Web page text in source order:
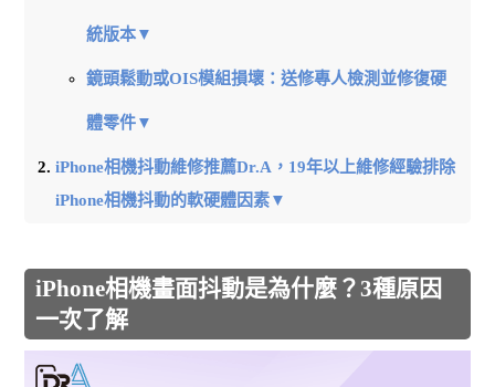
統版本▼
鏡頭鬆動或OIS模組損壞：送修專人檢測並修復硬
體零件▼
iPhone相機抖動維修推薦Dr.A，19年以上維修經驗排除
iPhone相機抖動的軟硬體因素▼
iPhone相機畫面抖動是為什麼？3種原因
一次了解